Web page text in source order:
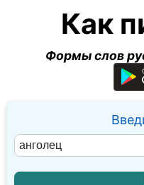
Как
Формы слов